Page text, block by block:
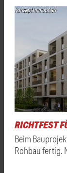
Konzept Immobilien
RICHTFEST
Beim
Rohbau fertig.